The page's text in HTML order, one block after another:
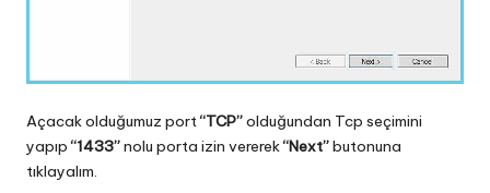
Açacak olduğumuz port“TCP”olduğundan Tcp seçimini
yapıp“1433”nolu porta izin vererek“Next”butonuna
tıklayalım.